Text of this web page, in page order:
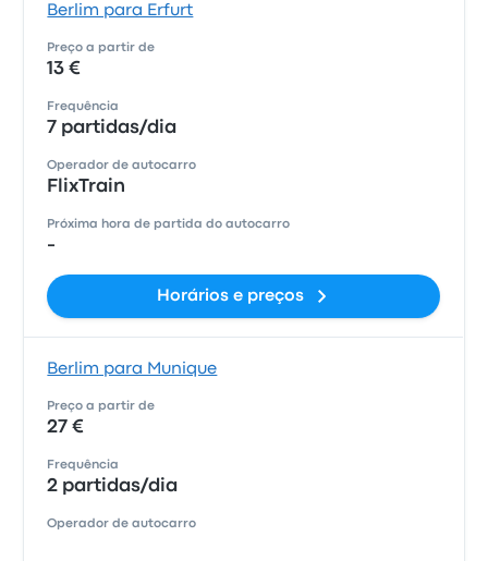
Berlim para Erfurt
Preço a partir de
13 €
Frequência
7 partidas/dia
Operador de autocarro
FlixTrain
Próxima hora de partida do autocarro
-
Horários e preços
Berlim para Munique
Preço a partir de
27 €
Frequência
2 partidas/dia
Operador de autocarro